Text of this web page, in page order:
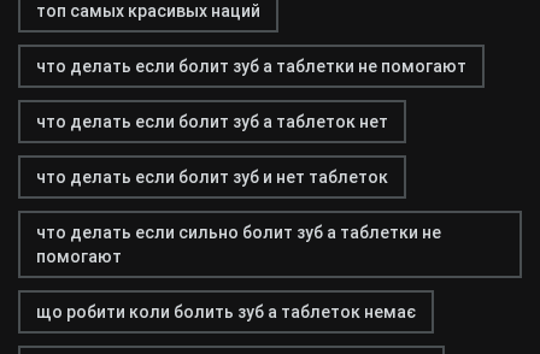
топ самых красивых наций
что делать если болит зуб а таблетки не помогают
что делать если болит зуб а таблеток нет
что делать если болит зуб и нет таблеток
что делать если сильно болит зуб а таблетки не
помогают
що робити коли болить зуб а таблеток немає